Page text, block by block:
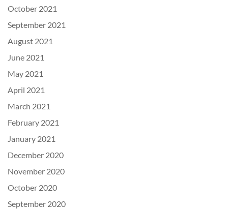
October 2021
September 2021
August 2021
June 2021
May 2021
April 2021
March 2021
February 2021
January 2021
December 2020
November 2020
October 2020
September 2020